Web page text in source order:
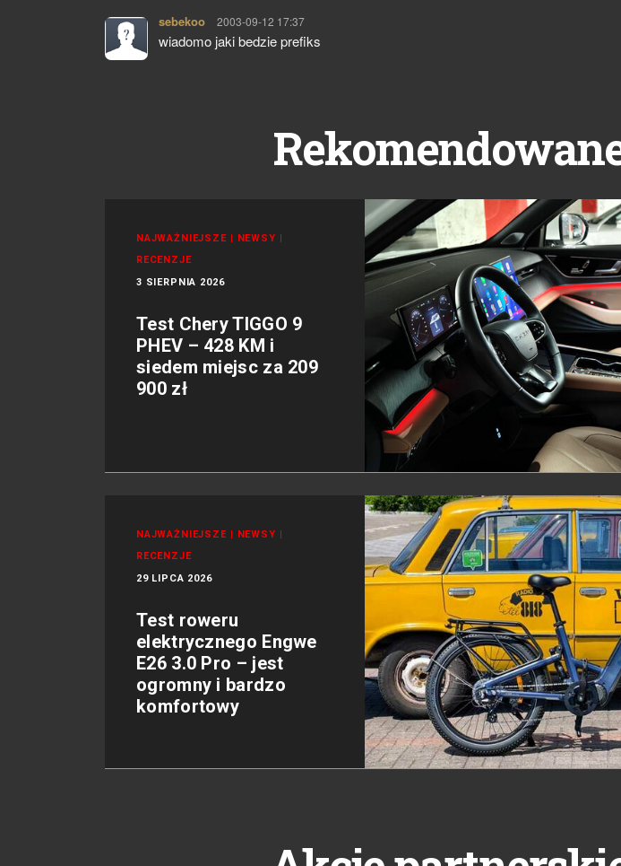
sebekoo pisze:
2003-09-12 17:37
wiadomo jaki bedzie prefiks
NAJWAŻNIEJSZE | NEWSY |
RECENZJE
3 SIERPNIA 2026
Test Chery TIGGO 9
PHEV – 428 KM i
siedem miejsc za 209
900 zł
NAJWAŻNIEJSZE | NEWSY |
RECENZJE
29 LIPCA 2026
Test roweru
elektrycznego Engwe
E26 3.0 Pro – jest
ogromny i bardzo
komfortowy